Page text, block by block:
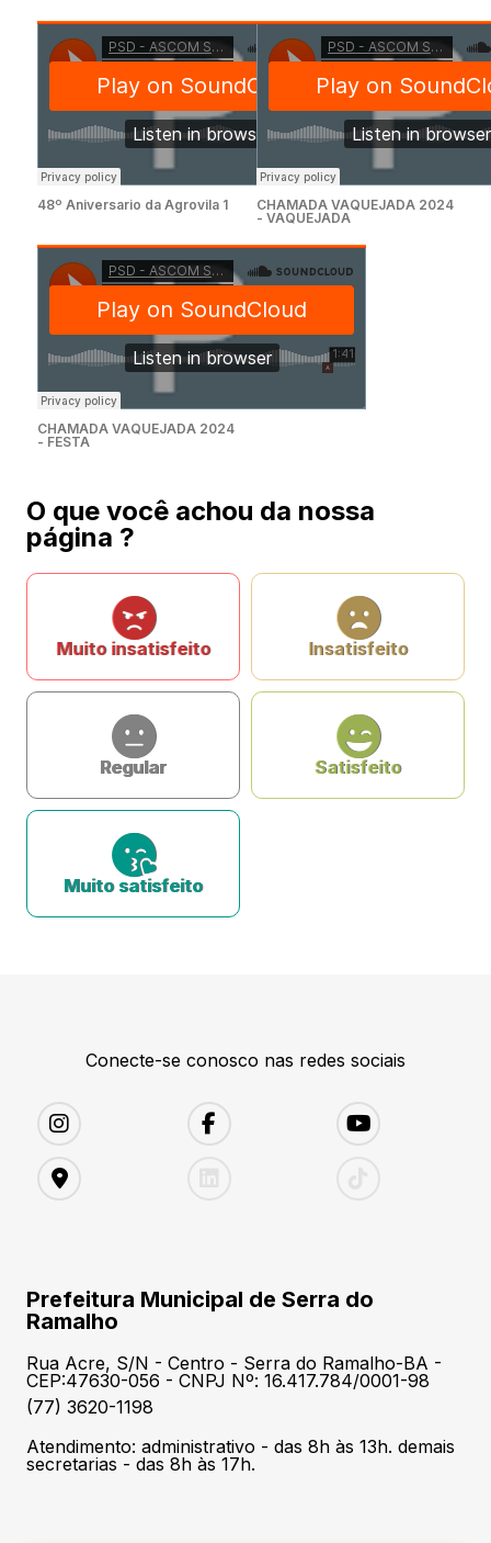
48º Aniversario da Agrovila 1
CHAMADA VAQUEJADA 2024
- VAQUEJADA
CHAMADA VAQUEJADA 2024
- FESTA
O que você achou da nossa
página ?
Muito insatisfeito Insatisfeito
Regular Satisfeito
Muito satisfeito
Conecte-se conosco nas redes sociais
Prefeitura Municipal de Serra do
Ramalho
Rua Acre, S/N - Centro - Serra do Ramalho-BA -
CEP:47630-056 - CNPJ Nº: 16.417.784/0001-98
(77) 3620-1198
Atendimento: administrativo - das 8h às 13h. demais
secretarias - das 8h às 17h.